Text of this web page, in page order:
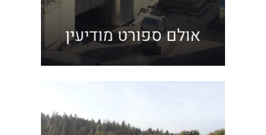
אולם ספורט מודיעין